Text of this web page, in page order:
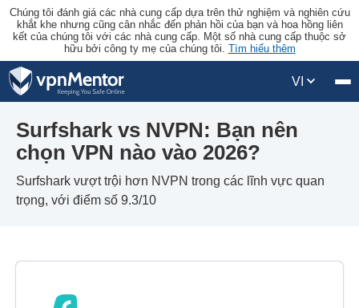
Chúng tôi đánh giá các nhà cung cấp dựa trên thử nghiệm và nghiên cứu
khắt khe nhưng cũng cân nhắc đến phản hồi của bạn và hoa hồng liên
kết của chúng tôi với các nhà cung cấp. Một số nhà cung cấp thuộc sở
hữu bởi công ty mẹ của chúng tôi. Tìm hiểu thêm
VI
Surfshark vs NVPN: Bạn nên
chọn VPN nào vào 2026?
Surfshark vượt trội hơn NVPN trong các lĩnh vực quan
trọng, với điểm số 9.3/10